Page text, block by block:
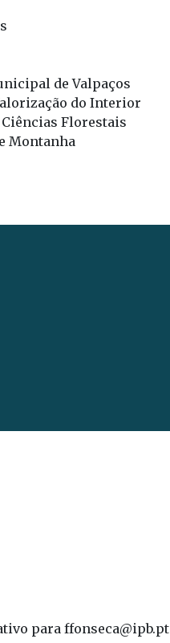
de Valpaços
do Interior
Ciências Florestais
Montanha
para ffonseca@ipb.pt